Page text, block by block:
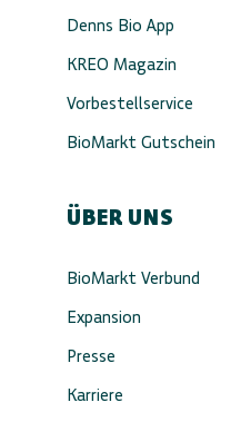
Denns Bio App
KREO Magazin
Vorbestellservice
BioMarkt Gutschein
ÜBER UNS
BioMarkt Verbund
Expansion
Presse
Karriere